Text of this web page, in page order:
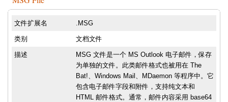
文件扩展名 .MSG
类别 文档文件
描述
MSG 文件是一个 MS Outlook 电子邮件，保存
为单独的文件。此类邮件格式也被用在 The
Bat!、Windows Mail、MDaemon 等程序中。它
包含电子邮件字段和附件，支持纯文本和
HTML 邮件格式。通常，邮件内容采用 base64